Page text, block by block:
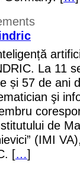
La 11
și 57 de ani
şi
de
(IMI
[…]